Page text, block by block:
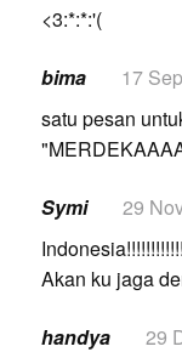
<3:*:*:'(
bima 17
satu pesan
Symi 29
Akan ku jaga
handya 29